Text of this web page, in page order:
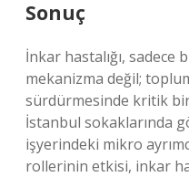
Sonuç
İnkar hastalığı,
mekanizma değil;
sürdürmesinde kritik
İstanbul sokaklarında
işyerindeki mikro
rollerinin etkisi, inkar